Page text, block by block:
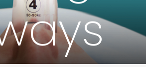
Canada, Français
China
Colombia
Denmark
Nederlands
Norway
Portugal
Russia